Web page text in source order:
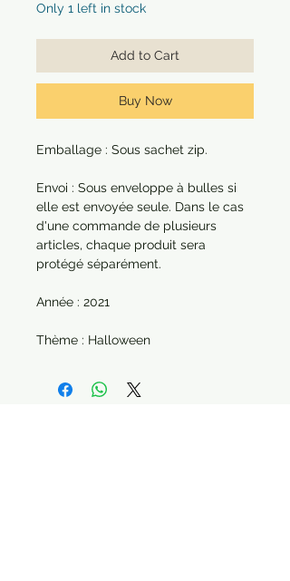
Only 1 left in stock
Add to Cart
Buy Now
Emballage : Sous sachet zip.
Envoi : Sous enveloppe à bulles si
elle est envoyée seule. Dans le cas
d'une commande de plusieurs
articles, chaque produit sera
protégé séparément.
Année : 2021
Thème : Halloween